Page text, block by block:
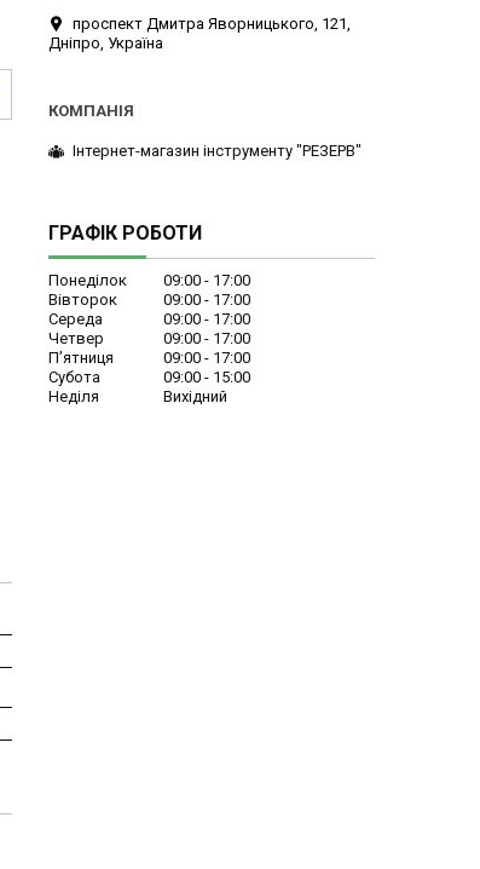
проспект Дмитра Яворницького, 121,
Дніпро, Україна
Інтернет-магазин інструменту "РЕЗЕРВ"
ГРАФІК РОБОТИ
Понеділок 09:00
17:00
Вівторок
09:00
17:00
Середа
09:00
17:00
Четвер
09:00
17:00
Пʼятниця
09:00
17:00
Субота
09:00
15:00
Неділя
Вихідний